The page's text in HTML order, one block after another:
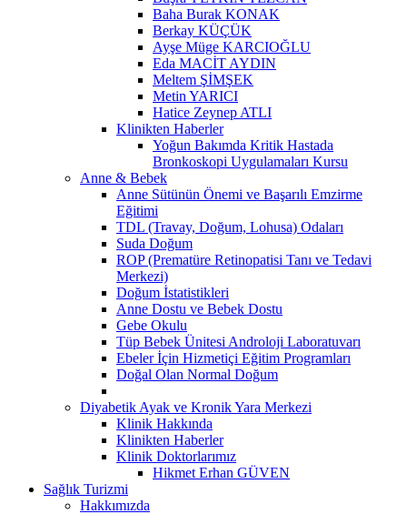
Baha Burak KONAK
Berkay KÜÇÜK
Ayşe Müge KARCIOĞLU
Eda MACİT AYDIN
Meltem ŞİMŞEK
Metin YARICI
Hatice Zeynep ATLI
Klinikten Haberler
Yoğun Bakımda Kritik Hastada
Bronkoskopi Uygulamaları Kursu
Anne & Bebek
Anne Sütünün Önemi ve Başarılı Emzirme
Eğitimi
TDL (Travay, Doğum, Lohusa) Odaları
Suda Doğum
ROP (Prematüre Retinopatisi Tanı ve Tedavi
Merkezi)
Doğum İstatistikleri
Anne Dostu ve Bebek Dostu
Gebe Okulu
Tüp Bebek Ünitesi Androloji Laboratuvarı
Ebeler İçin Hizmetiçi Eğitim Programları
Doğal Olan Normal Doğum
Diyabetik Ayak ve Kronik Yara Merkezi
Klinik Hakkında
Klinikten Haberler
Klinik Doktorlarımız
Hikmet Erhan GÜVEN
Sağlık Turizmi
Hakkımızda